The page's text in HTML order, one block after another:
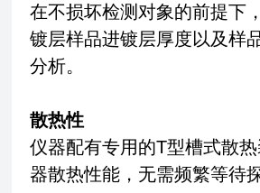
在不损坏检测对象的前提下
镀层样品进镀层厚度以及样
分析。
散热性
仪器配有专用的T型槽式散
器散热性能，无需频繁等待